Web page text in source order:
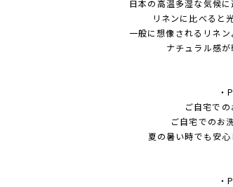
日本の高温多湿な気候に
リネンに比べると
一般に想像されるリネ
ナチュラル感が
・
ご自宅での
ご自宅でのお
夏の暑い時でも安心
・